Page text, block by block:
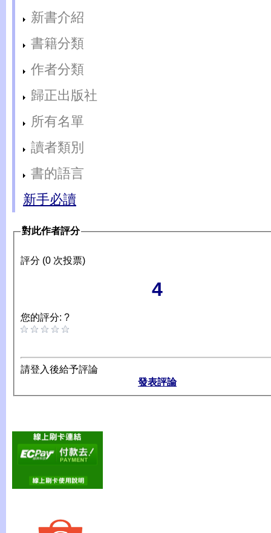
新書介紹
書籍分類
作者分類
歸正出版社
所有名單
讀者類別
書的語言
新手必讀
對此作者評分
評分 (0 次投票)
4
您的評分: ?
請登入後給予評論
發表評論